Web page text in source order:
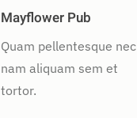
Mayflower Pub
Quam pellentesque nec
nam aliquam sem et
tortor.